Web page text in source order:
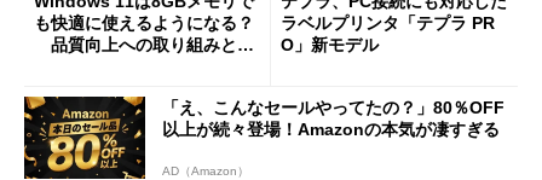
も快適に使えるようになる？
品質向上への取り組みと
ラベルプリンタ「テプラ PR
O」新モデル
「え、こんなセールやってたの？」80％OFF
以上が続々登場！Amazonの本気が凄すぎる
AD（Amazon）